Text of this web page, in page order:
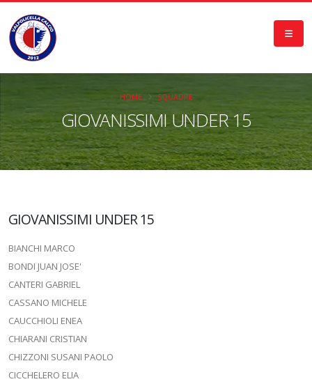
GIOVANISSIMI UNDER 15
HOME SQUADRE
GIOVANISSIMI UNDER 15
BIANCHI MARCO
BONDI JUAN JOSE'
CANTERI GABRIEL
CASSANO MICHELE
CAUCCHIOLI ENEA
CHIARANI CRISTIAN
CHIZZONI SUSANI PAOLO
CICCHELERO ELIA